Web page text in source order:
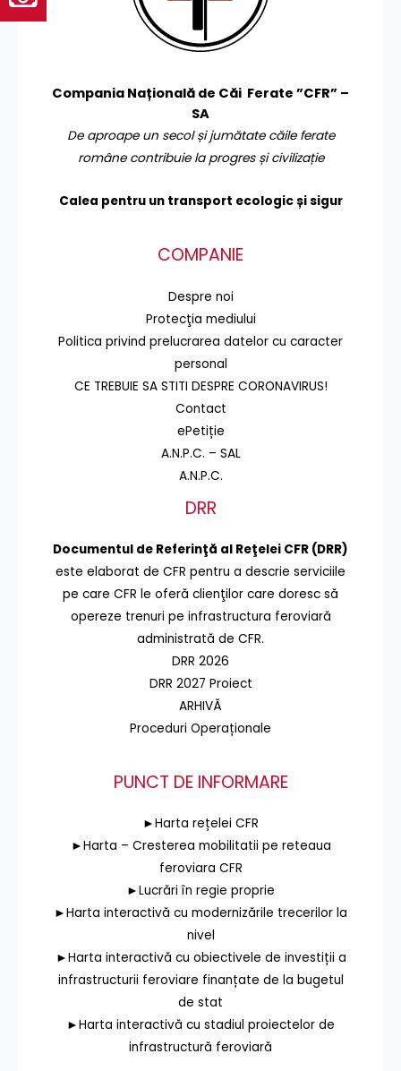
Compania Națională de Căi Ferate ”CFR” –
SA
De aproape un secol și jumătate căile ferate
române contribuie la progres și civilizație
Calea pentru un transport ecologic și sigur
COMPANIE
Despre noi
Protecţia mediului
Politica privind prelucrarea datelor cu caracter
personal
CE TREBUIE SA STITI DESPRE CORONAVIRUS!
Contact
ePetiție
A.N.P.C. – SAL
A.N.P.C.
DRR
Documentul de Referinţă al Reţelei CFR (DRR)
este elaborat de CFR pentru a descrie serviciile
pe care CFR le oferă clienţilor care doresc să
opereze trenuri pe infrastructura feroviară
administrată de CFR.
DRR 2026
DRR 2027 Proiect
ARHIVĂ
Proceduri Operaționale
PUNCT DE INFORMARE
►Harta rețelei CFR
►Harta – Cresterea mobilitatii pe reteaua
feroviara CFR
►Lucrări în regie proprie
►Harta interactivă cu modernizările trecerilor la
nivel
►Harta interactivă cu obiectivele de investiții a
infrastructurii feroviare finanțate de la bugetul
de stat
►Harta interactivă cu stadiul proiectelor de
infrastructură feroviară